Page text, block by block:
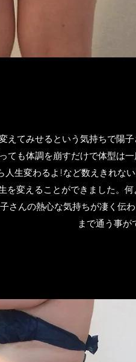
えてみせるという気持ちで陽
ても体調を崩すだけで体型は
生変わるよ!など数えきれな
を変えることができました。
さんの熱心な気持ちが凄く伝
まで通う事